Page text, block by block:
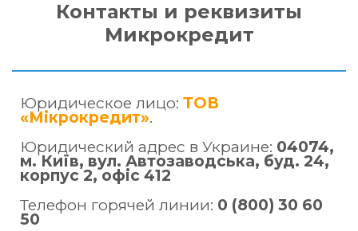
Контакты и реквизиты
Микрокредит
Юридическое лицо: ТОВ
«Мікрокредит».
Юридический адрес в Украине: 04074,
м. Київ, вул. Автозаводська, буд. 24,
корпус 2, офіс 412
Телефон горячей линии: 0 (800) 30 60
50